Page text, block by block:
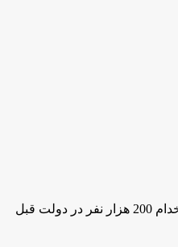
فانی: همچنان درگیر مشکلات استخدام 200 هزار نفر در دولت قبل